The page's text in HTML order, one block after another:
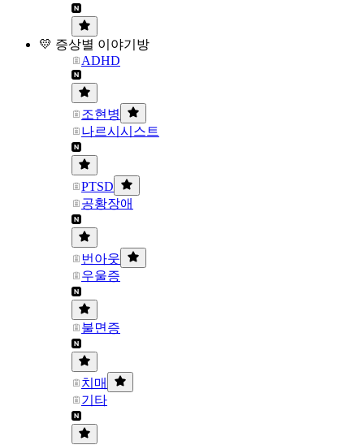
💛 증상별 이야기방
ADHD
조현병
나르시시스트
PTSD
공황장애
번아웃
우울증
불면증
치매
기타